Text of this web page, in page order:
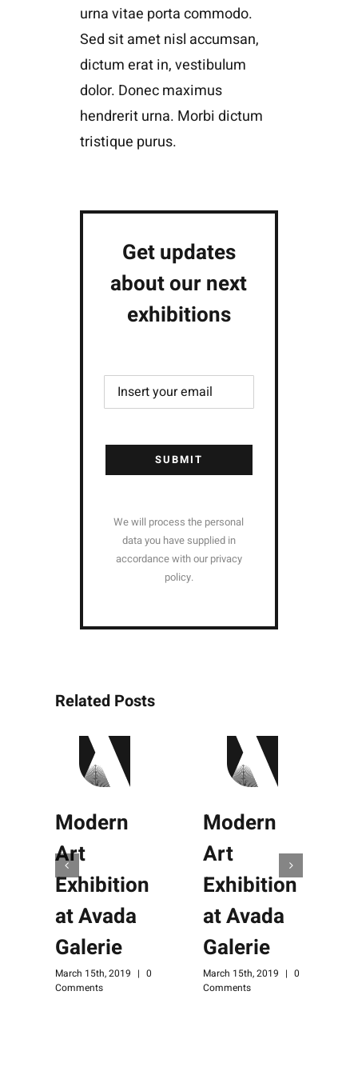
urna vitae porta commodo.
Sed sit amet nisl accumsan,
dictum erat in, vestibulum
dolor. Donec maximus
hendrerit urna. Morbi dictum
tristique purus.
Get updates
about our next
exhibitions
SUBMIT
We will process the personal
data you have supplied in
accordance with our privacy
policy.
Related Posts
Modern
Art
Exhibition
at Avada
Galerie
March 15th, 2019 | 0
Comments
Modern
Art
Exhibition
at Avada
Galerie
March 15th, 2019 | 0
Comments